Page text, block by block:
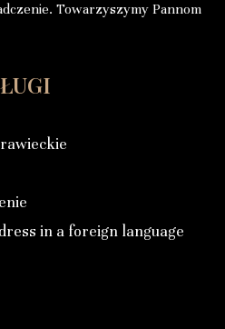
Towarzyszymy Pannom
in a foreign language